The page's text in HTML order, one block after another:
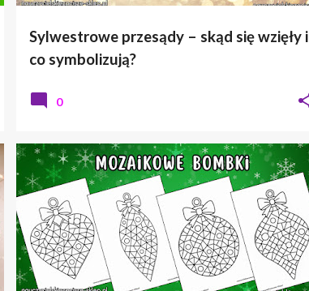
Sylwestrowe przesądy – skąd się wzięły i
co symbolizują?
0
BOŻE NARODZENIE KOLOROWANKA MOZAIKA